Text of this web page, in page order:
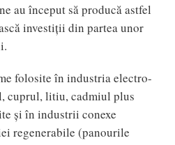
au început să producă astfel
investiţii din partea unor
folosite în industria electro-
cuprul, litiu, cadmiul plus
şi în industrii conexe
regenerabile (panourile